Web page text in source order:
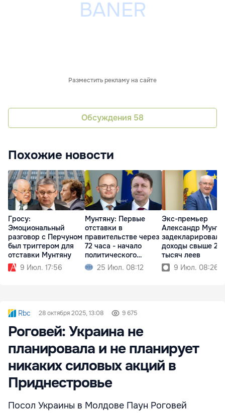
Разместить рекламу на сайте
Обсуждения 58
Похожие новости
Гросу:
Эмоциональный
разговор с Перчуном
был триггером для
отставки Мунтяну
9 Июл. 17:56
Мунтяну: Первые
отставки в
правительстве через
72 часа - начало
политического
кризиса
25 Июл. 08:12
Экс-премьер
Александр
задекларировал
доходы свыше 216
тысяч леев
9 Июл. 08:26
Rbc 28 октября 2025, 13:08 9 675
Роговей: Украина не
планировала и не планирует
никаких силовых акций в
Приднестровье
Посол Украины в Молдове Паун Роговей